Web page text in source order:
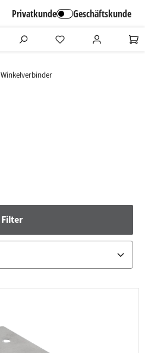
Privatkunde Geschäftskunde
Winkelverbinder
Filter